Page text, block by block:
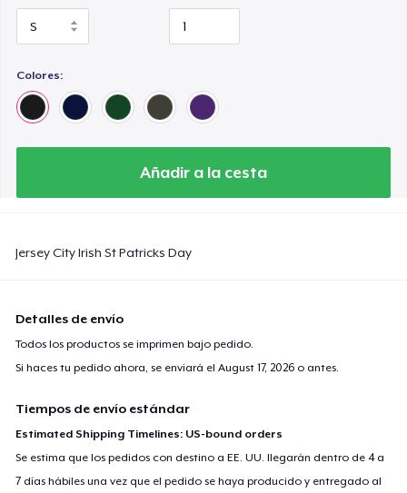
Colores:
Añadir a la cesta
Jersey City Irish St Patricks Day
Detalles de envío
Todos los productos se imprimen bajo pedido.
Si haces tu pedido ahora, se enviará elAugust 17, 2026 o antes.
Tiempos de envío estándar
Estimated Shipping Timelines: US-bound orders
Se estima que los pedidos con destino a EE. UU. llegarán dentro de 4 a
7 días hábiles una vez que el pedido se haya producido y entregado al